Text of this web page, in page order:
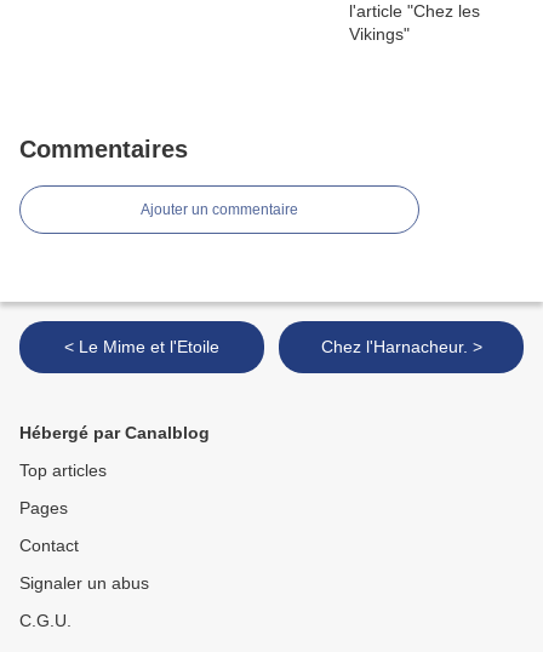
Commentaires
Ajouter un commentaire
< Le Mime et l'Etoile Chez l'Harnacheur. >
Hébergé par Canalblog
Top articles
Pages
Contact
Signaler un abus
C.G.U.